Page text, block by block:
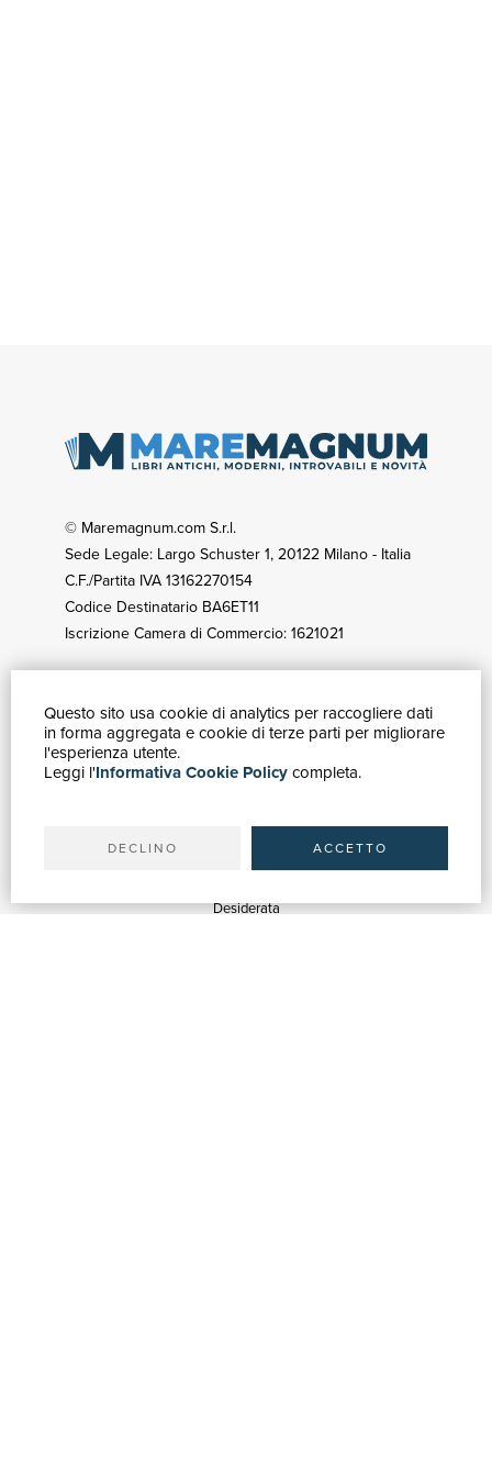
Questo sito usa cookie di analytics per raccogliere dati
in forma aggregata e cookie di terze parti per migliorare
l'esperienza utente.
Leggi l'Informativa Cookie Policycompleta.
DECLINO ACCETTO
© Maremagnum.com S.r.l.
Sede Legale: Largo Schuster 1, 20122 Milano - Italia
C.F./Partita IVA 13162270154
Codice Destinatario BA6ET11
Iscrizione Camera di Commercio: 1621021
GUIDA ACQUISTI
Catalogo
Ricerca avanzata
Spedizioni
Desiderata